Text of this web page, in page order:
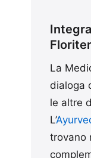
La
dialoga
le altre
L’
trovano